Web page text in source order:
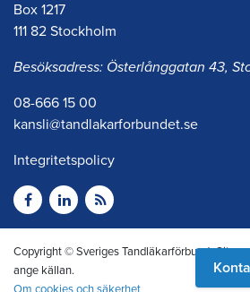
Box 1217
111 82 Stockholm
Besöksadress: Österlånggatan 43,
08-666 15 00
kansli@tandlakarforbundet.se
Integritetspolicy
Copyright © Sveriges Tandläkarförbund.
ange källan.